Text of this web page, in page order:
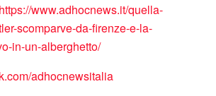
https://www.adhocnews.it/quella-
scomparve-da-firenze-e-la-
in-un-alberghetto/
adhocnewsitalia